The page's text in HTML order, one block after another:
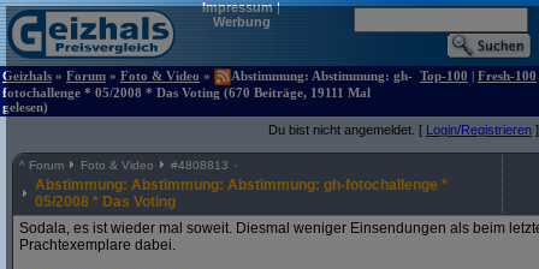
Impressum|
Werbung
Geizhals » Forum » Foto & Video »
Abstimmung: Abstimmung: gh-
fotochallenge * 05/2008 * Das Voting (670 Beiträge, 19111 Mal
gelesen)
Top-100 | Fresh-100
Du bist nicht angemeldet. [ Login/Registrieren ]
^ Forum Foto & Video #4808813
Abstimmung: Abstimmung: Abstimmung: gh-fotochallenge *
05/2008 * Das Voting
Sodala, es ist wieder mal soweit. Diesmal weniger Einsendungen als beim
Prachtexemplare dabei.